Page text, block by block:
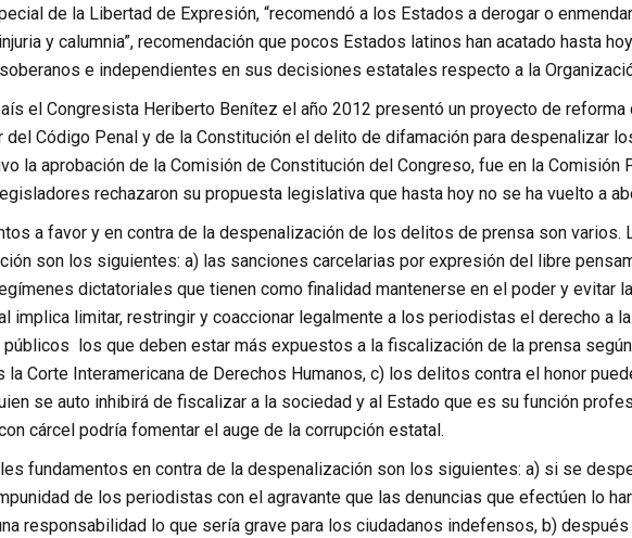
de la Libertad de Expresión, “recomendó a los Estados a derogar o
y calumnia”, recomendación que pocos Estados latinos han acatado hasta
e independientes en sus decisiones estatales respecto a la
el Congresista Heriberto Benítez el año 2012 presentó un proyecto de
del Código Penal y de la Constitución el delito de difamación para despenalizar
la aprobación de la Comisión de Constitución del Congreso, fue en la Comisión
rechazaron su propuesta legislativa que hasta hoy no se ha vuelto a
a favor y en contra de la despenalización de los delitos de prensa son varios.
son los siguientes: a) las sanciones carcelarias por expresión del libre
dictatoriales que tienen como finalidad mantenerse en el poder y evitar
implica limitar, restringir y coaccionar legalmente a los periodistas el derecho a
los que deben estar más expuestos a la fiscalización de la prensa
la Corte Interamericana de Derechos Humanos, c) los delitos contra el honor
se auto inhibirá de fiscalizar a la sociedad y al Estado que es su función
cárcel podría fomentar el auge de la corrupción estatal.
fundamentos en contra de la despenalización son los siguientes: a) si se
de los periodistas con el agravante que las denuncias que efectúen lo
responsabilidad lo que sería grave para los ciudadanos indefensos, b)